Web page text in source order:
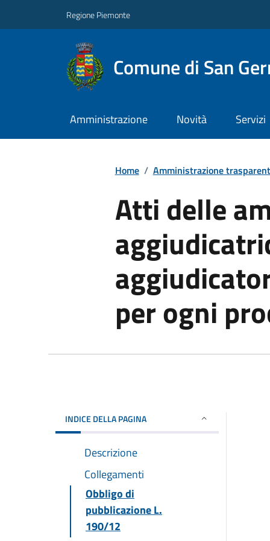
Regione Piemonte
Comune di San
Amministrazione Novità Servizi
Home / Amministrazione
Atti delle
per ogni
INDICE DELLA PAGINA
Descrizione
Collegamenti
Obbligo di
pubblicazione L.
190/12